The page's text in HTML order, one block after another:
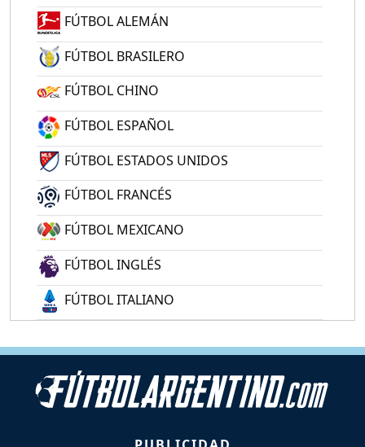
FÚTBOL ALEMÁN
FÚTBOL BRASILERO
FÚTBOL CHINO
FÚTBOL ESPAÑOL
FÚTBOL ESTADOS UNIDOS
FÚTBOL FRANCÉS
FÚTBOL MEXICANO
FÚTBOL INGLÉS
FÚTBOL ITALIANO